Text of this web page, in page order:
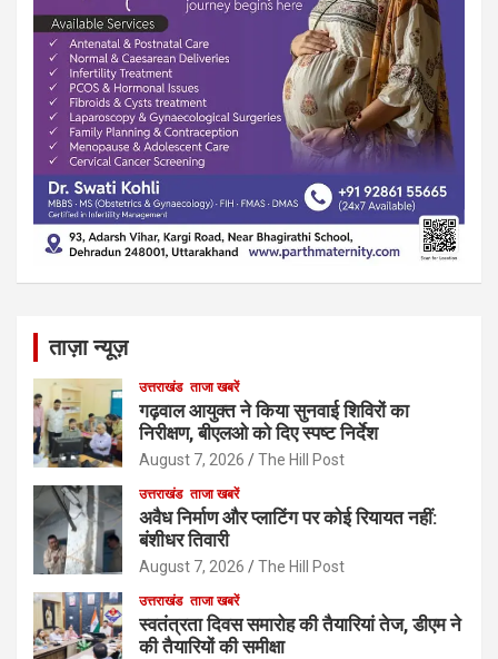
ताज़ा न्यूज़
उत्तराखंड ताजा खबरें
गढ़वाल आयुक्त ने किया सुनवाई शिविरों का
निरीक्षण, बीएलओ को दिए स्पष्ट निर्देश
August 7, 2026 The Hill Post
उत्तराखंड ताजा खबरें
अवैध निर्माण और प्लाटिंग पर कोई रियायत नहीं:
बंशीधर तिवारी
August 7, 2026 The Hill Post
उत्तराखंड ताजा खबरें
स्वतंत्रता दिवस समारोह की तैयारियां तेज, डीएम ने
की तैयारियों की समीक्षा